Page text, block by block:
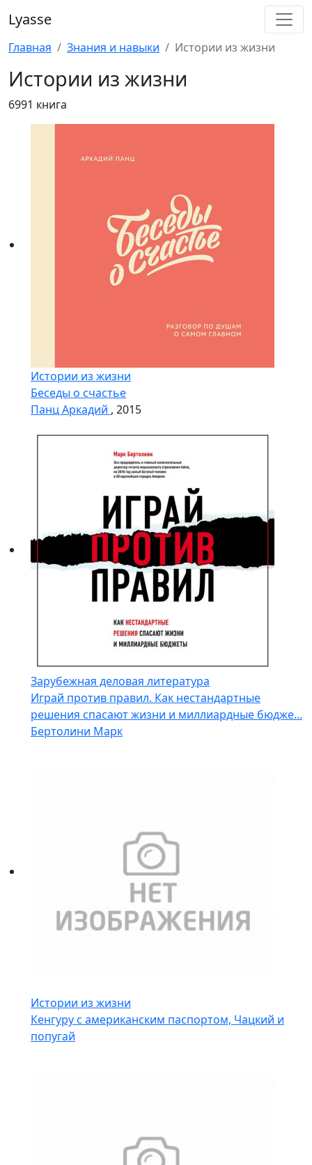
Lyasse
Главная Знания и навыки Истории из жизни
Истории из жизни
6991 книга
Истории из жизни
Беседы о счастье
Панц Аркадий , 2015
Зарубежная деловая литература
Играй против правил. Как нестандартные
решения спасают жизни и миллиардные бюдже...
Бертолини Марк
Истории из жизни
Кенгуру с американским паспортом, Чацкий и
попугай